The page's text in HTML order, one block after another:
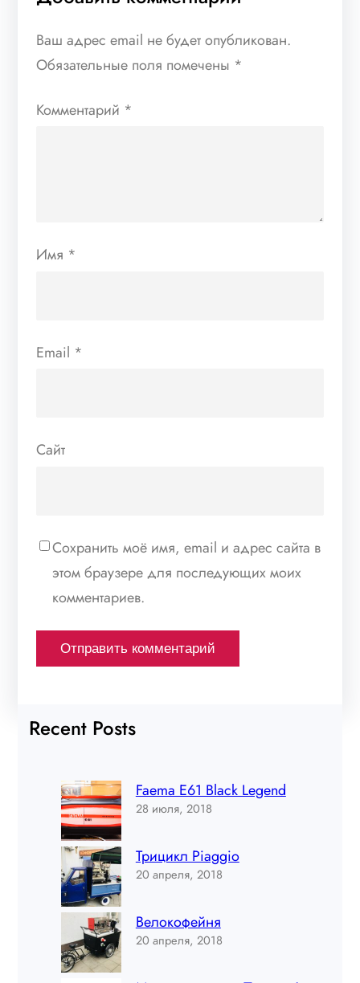
Ваш адрес email не будет опубликован.
Обязательные поля помечены *
Комментарий *
Имя *
Email *
Сайт
Сохранить моё имя, email и адрес сайта в
этом браузере для последующих моих
комментариев.
Recent Posts
Faema E61 Black Legend
28 июля, 2018
Трицикл Piaggio
20 апреля, 2018
Велокофейня
20 апреля, 2018